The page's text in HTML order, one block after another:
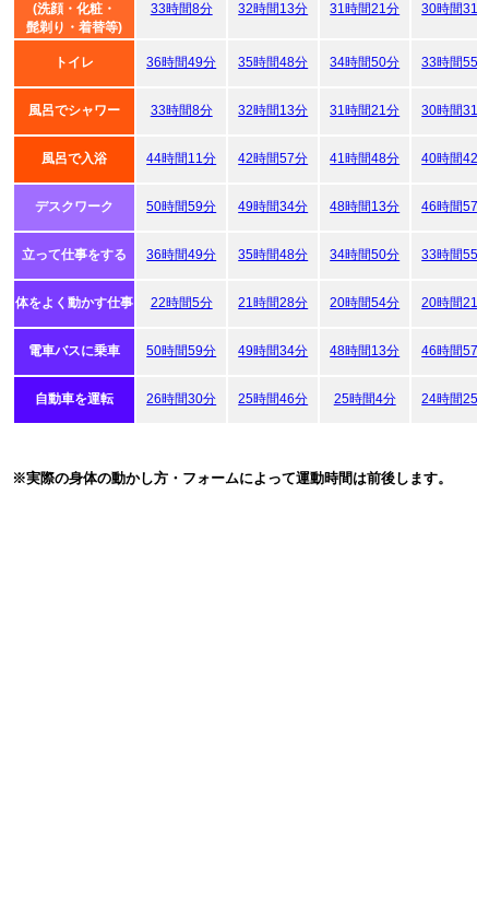
(洗顔・化粧・
髭剃り・着替等)
33時間8分 32時間13分 31時間21分 30時間31
トイレ 36時間49分 35時間48分 34時間50分 33時間55
風呂でシャワー 33時間8分 32時間13分 31時間21分 30時間31
風呂で入浴 44時間11分 42時間57分 41時間48分 40時間42
デスクワーク 50時間59分 49時間34分 48時間13分 46時間57
立って仕事をする 36時間49分 35時間48分 34時間50分 33時間55
体をよく動かす仕事 22時間5分 21時間28分 20時間54分 20時間21
電車バスに乗車 50時間59分 49時間34分 48時間13分 46時間57
自動車を運転 26時間30分 25時間46分 25時間4分 24時間25
※実際の身体の動かし方・フォームによって運動時間は前後します。